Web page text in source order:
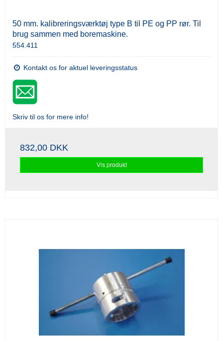
50 mm. kalibreringsværktøj type B til PE og PP rør. Til
brug sammen med boremaskine.
554.411
Kontakt os for aktuel leveringsstatus
Skriv til os for mere info!
832,00 DKK
Vis produkt